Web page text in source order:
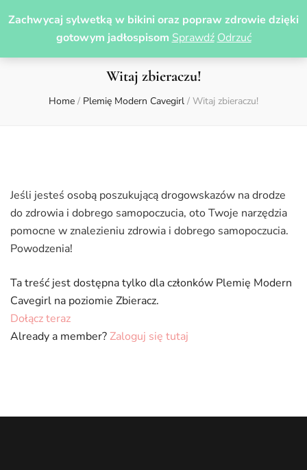
Zachwycaj sylwetką w bikini oraz popraw zdrowie dzięki
gotowym jadłospisom Sprawdź Odrzuć
Witaj zbieraczu!
Home / Plemię Modern Cavegirl / Witaj zbieraczu!
Jeśli jesteś osobą poszukującą drogowskazów na drodze
do zdrowia i dobrego samopoczucia, oto Twoje narzędzia
pomocne w znalezieniu zdrowia i dobrego samopoczucia.
Powodzenia!
Ta treść jest dostępna tylko dla członków Plemię Modern
Cavegirl na poziomie Zbieracz.
Dołącz teraz
Already a member?Zaloguj się tutaj